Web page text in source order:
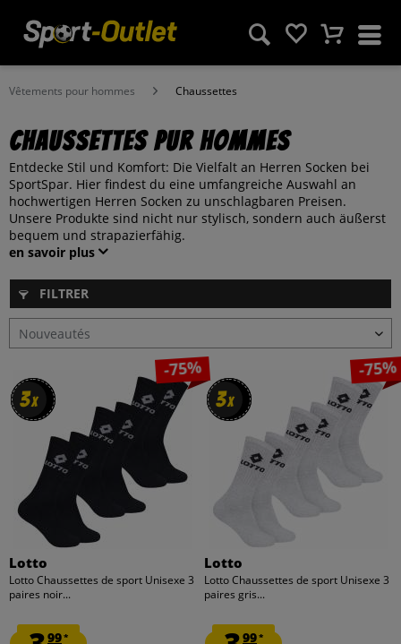
Vêtements pour hommes Chaussettes
Chaussettes pur hommes
Entdecke Stil und Komfort: Die Vielfalt an Herren Socken bei
SportSpar. Hier findest du eine umfangreiche Auswahl an
hochwertigen Herren Socken zu unschlagbaren Preisen.
Unsere Produkte sind nicht nur stylisch, sondern auch äußerst
bequem und strapazierfähig.
en savoir plus
FILTRER
3x
3x
-75%
Lotto
Lotto Chaussettes de sport Unisexe 3
paires noir...
99*
3x
3x
-75%
Lotto
Lotto Chaussettes de sport Unisexe 3
paires gris...
99*